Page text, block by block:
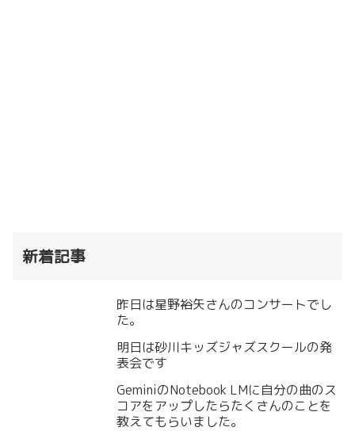
新着記事
昨日は星野裕矢さんのコンサートでし
た。
明日は砂川キッズジャズスクールの発
表会です
GeminiのNotebook LMに自分の曲のス
コアをアップしたらたくさんのことを
教えてもらいました。